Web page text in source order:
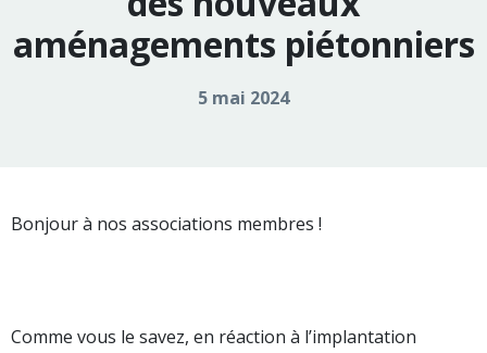
aménagements piétonniers
5 mai 2024
Bonjour à nos associations membres !
Comme vous le savez, en réaction à l’implantation